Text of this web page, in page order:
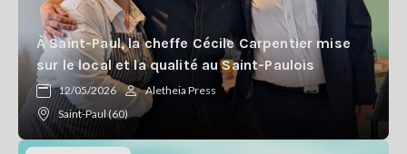
À Saint-Paul, la cheffe Cécile Carpentier mise
sur le local et la qualité au Saint-Paulois
12/05/2026
Aletheia Press
Saint-Paul (60)